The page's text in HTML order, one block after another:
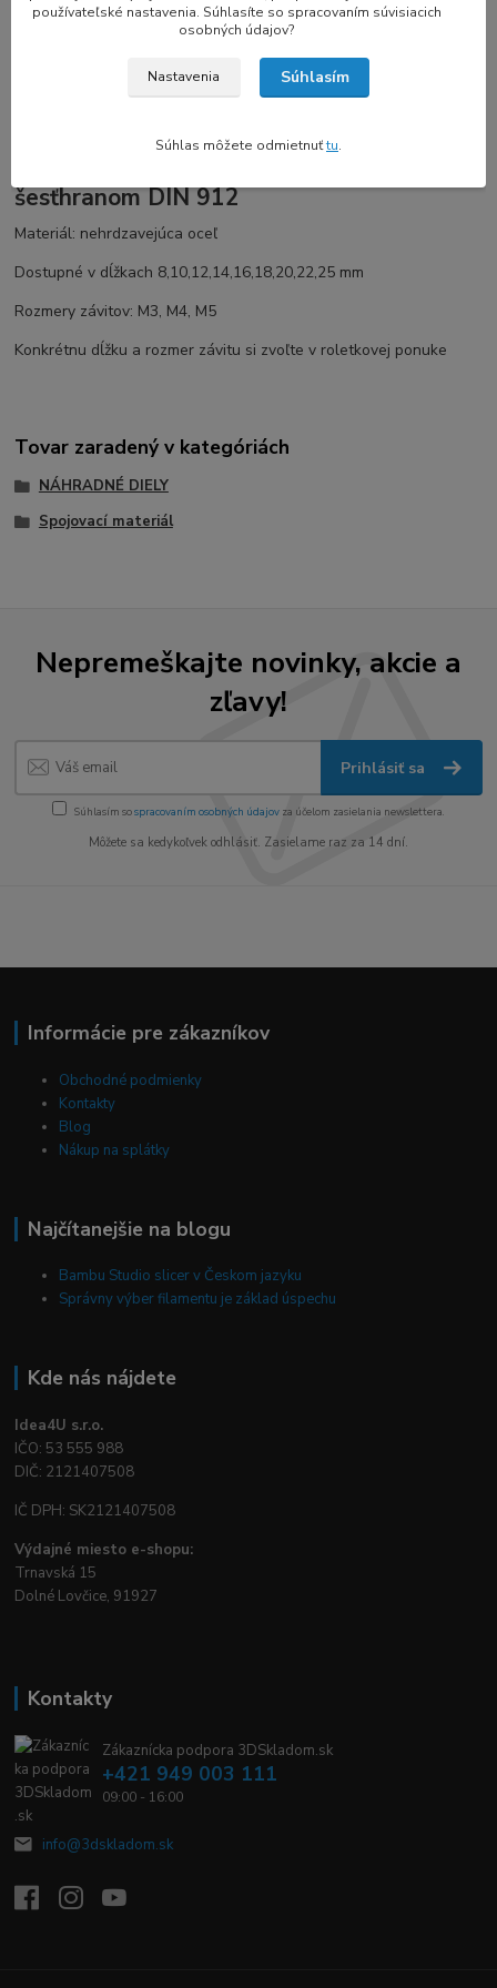
šesťhranom DIN 912
Materiál: nehrdzavejúca oceľ
Dostupné v dĺžkach 8,10,12,14,16,18,20,22,25 mm
Rozmery závitov: M3, M4, M5
Konkrétnu dĺžku a rozmer závitu si zvoľte v roletkovej ponuke
Tovar zaradený v kategóriách
NÁHRADNÉ DIELY
Spojovací materiál
Nepremeškajte novinky, akcie a
zľavy!
Prihlásiť sa
Súhlasím sospracovaním osobných údajov za účelom zasielania newslettera.
Môžete sa kedykoľvek odhlásiť. Zasielame raz za 14 dní.
Informácie pre zákazníkov
Obchodné podmienky
Kontakty
Blog
Nákup na splátky
Najčítanejšie na blogu
Bambu Studio slicer v Českom jazyku
Správny výber filamentu je základ úspechu
Kde nás nájdete
Idea4U s.r.o.
IČO: 53 555 988
DIČ: 2121407508
IČ DPH: SK2121407508
Výdajné miesto e-shopu:
Trnavská 15
Dolné Lovčice, 91927
Kontakty
Zákaznícka podpora 3DSkladom.sk
+421 949 003 111
09:00 - 16:00
info@3dskladom.sk
používateľské nastavenia. Súhlasíte so spracovaním súvisiacich
osobných údajov?
Nastavenia Súhlasím
Súhlas môžete odmietnuťtu.